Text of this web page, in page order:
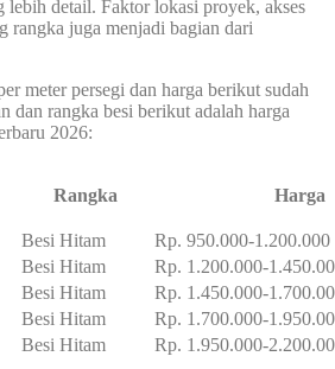
lebih detail. Faktor lokasi proyek, akses
rangka juga menjadi bagian dari
meter persegi dan harga berikut sudah
dan rangka besi berikut adalah harga
2026:
Rangka Harga
Besi Hitam
Rp. 950.000-1.200.000
Besi Hitam
Rp. 1.200.000-
Besi Hitam
Rp. 1.450.000-
Besi Hitam
Rp. 1.700.000-
Besi Hitam Rp. 1.950.000-